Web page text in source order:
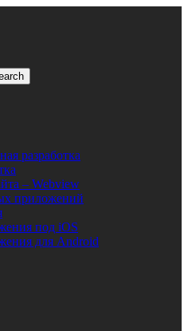
разработка
– Webview
приложений
под iOS
для Android